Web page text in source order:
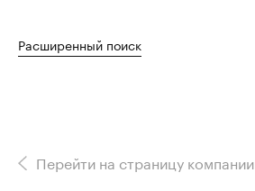
Расширенный поиск
Перейти на страницу компании